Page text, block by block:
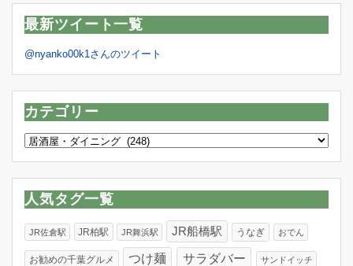
最新ツイート一覧
@nyanko00k1さんのツイート
カテゴリー
カ
リ
ー
人気タグ一覧
JR佐倉駅 JR柏駅 JR舞浜駅 JR船橋駅 うなぎ おでん
お勧めの千葉グルメ つけ麺 サラダバー サンドイッチ